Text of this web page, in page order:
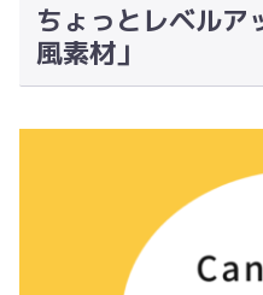
ちょっとレベルア
風素材」